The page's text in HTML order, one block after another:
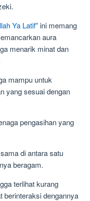
Ya Latif” ini memang
aura
menarik minat dan
mampu untuk
yang sesuai dengan
pengasihan yang
di antara satu
beragam.
terlihat kurang
berinteraksi dengannya